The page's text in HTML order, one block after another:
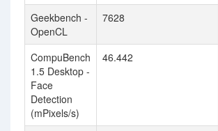
Geekbench -
OpenCL
7628
CompuBench
1.5 Desktop -
Face
Detection
(mPixels/s)
46.442